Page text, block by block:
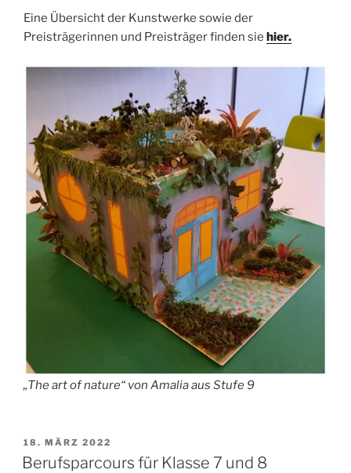
Eine Übersicht der Kunstwerke sowie der
Preisträgerinnen und Preisträger finden sie hier.
„The art of nature“ von Amalia aus Stufe 9
VERÖFFENTLICHT
AM
18. MÄRZ 2022
Berufsparcours für Klasse 7 und 8